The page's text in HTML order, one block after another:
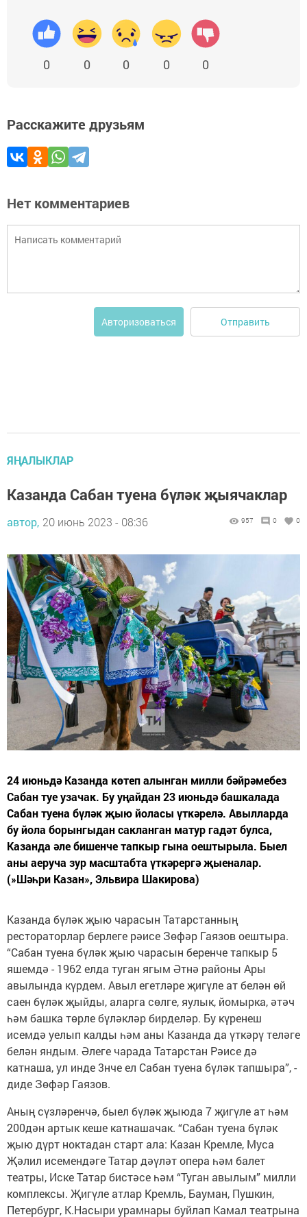
0 0 0 0 0
Расскажите друзьям
Нет комментариев
Авторизоваться Отправить
ЯҢАЛЫКЛАР
Казанда Сабан туена бүләк җыячаклар
автор, 20 июнь 2023 - 08:36 957 0 0
24 июньдә Казанда көтеп алынган милли бәйрәмебез
Сабан туе узачак. Бу уңайдан 23 июньдә башкалада
Сабан туена бүләк җыю йоласы үткәрелә. Авылларда
бу йола борынгыдан сакланган матур гадәт булса,
Казанда әле бишенче тапкыр гына оештырыла. Быел
аны аеруча зур масштабта үткәрергә җыеналар.
(»Шәһри Казан», Эльвира Шакирова)
Казанда бүләк җыю чарасын Татарстанның
рестораторлар берлеге рәисе Зөфәр Гаязов оештыра.
“Сабан туена бүләк җыю чарасын беренче тапкыр 5
яшемдә - 1962 елда туган ягым Әтнә районы Ары
авылында күрдем. Авыл егетләре җигүле ат белән өй
саен бүләк җыйды, аларга сөлге, яулык, йомырка, әтәч
һәм башка төрле бүләкләр бирделәр. Бу күренеш
исемдә уелып калды һәм аны Казанда да үткәрү теләге
белән яндым. Әлеге чарада Татарстан Рәисе дә
катнаша, ул инде 3нче ел Сабан туена бүләк тапшыра”, -
диде Зөфәр Гаязов.
Аның сүзләренчә, быел бүләк җыюда 7 җигүле ат һәм
200дән артык кеше катнашачак. “Сабан туена бүләк
җыю дүрт ноктадан старт ала: Казан Кремле, Муса
Җәлил исемендәге Татар дәүләт опера һәм балет
театры, Иске Татар бистәсе һәм “Туган авылым” милли
комплексы. Җигүле атлар Кремль, Бауман, Пушкин,
Петербург, К.Насыри урамнары буйлап Камал театрына